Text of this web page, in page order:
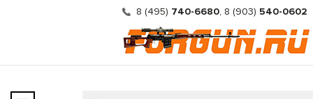
8 (495) 740-6680, 8 (903) 540-0602